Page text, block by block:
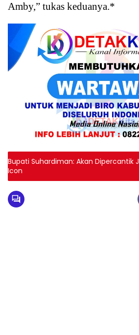
Amby,” tukas keduanya.*
Bupati Suhardiman: Akan Dipercantik
Icon